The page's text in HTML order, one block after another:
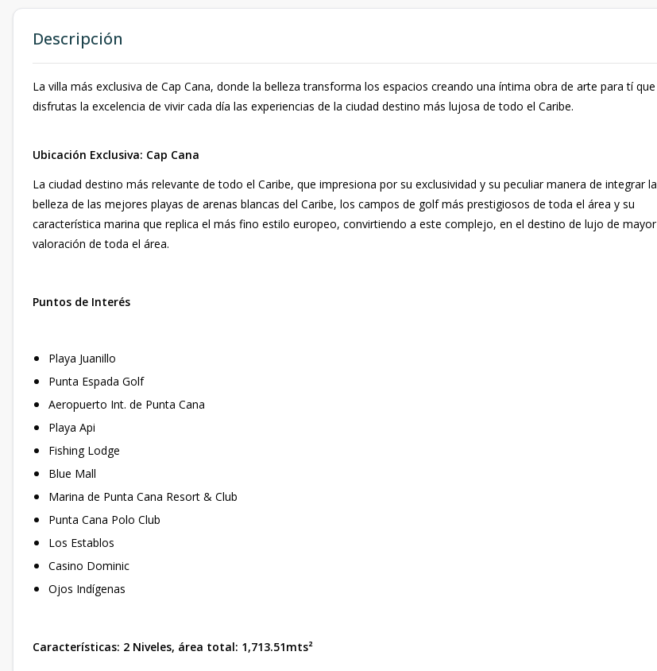
Descripción
La villa más exclusiva de Cap Cana, donde la belleza transforma los espacios creando una íntima obra de arte para tí que
disfrutas la excelencia de vivir cada día las experiencias de la ciudad destino más lujosa de todo el Caribe.
Ubicación Exclusiva: Cap Cana
La ciudad destino más relevante de todo el Caribe, que impresiona por su exclusividad y su peculiar manera de integrar la
belleza de las mejores playas de arenas blancas del Caribe, los campos de golf más prestigiosos de toda el área y su
característica marina que replica el más fino estilo europeo, convirtiendo a este complejo, en el destino de lujo de mayor
valoración de toda el área.
Puntos de Interés
Playa Juanillo
Punta Espada Golf
Aeropuerto Int. de Punta Cana
Playa Api
Fishing Lodge
Blue Mall
Marina de Punta Cana Resort & Club
Punta Cana Polo Club
Los Establos
Casino Dominic
Ojos Indígenas
Características: 2 Niveles, área total: 1,713.51mts²